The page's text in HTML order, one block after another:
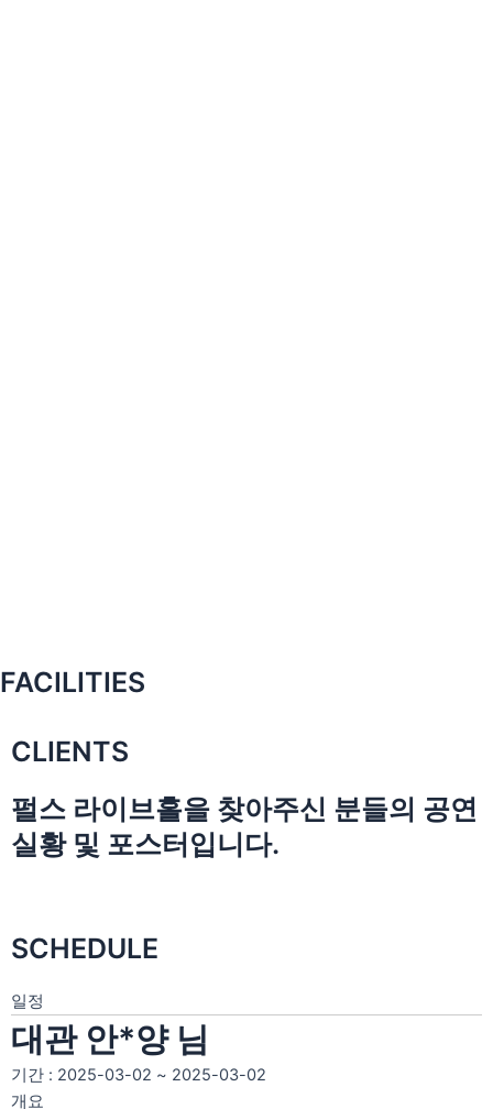
FACILITIES
CLIENTS
펄스 라이브홀을 찾아주신 분들의 공연
실황 및 포스터입니다.
SCHEDULE
일정
대관 안*양 님
기간 : 2025-03-02 ~ 2025-03-02
개요